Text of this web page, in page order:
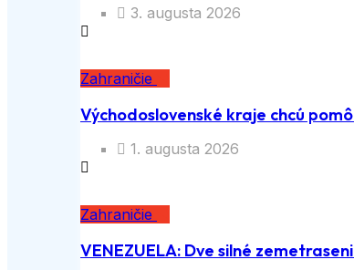
3. augusta 2026
Zahraničie
Východoslovenské kraje chcú
1. augusta 2026
Zahraničie
VENEZUELA: Dve silné